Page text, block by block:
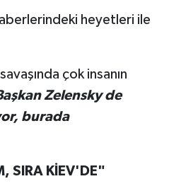
heyetleri ile
çok insanın
Zelensky de
burada
SIRA KİEV'DE"